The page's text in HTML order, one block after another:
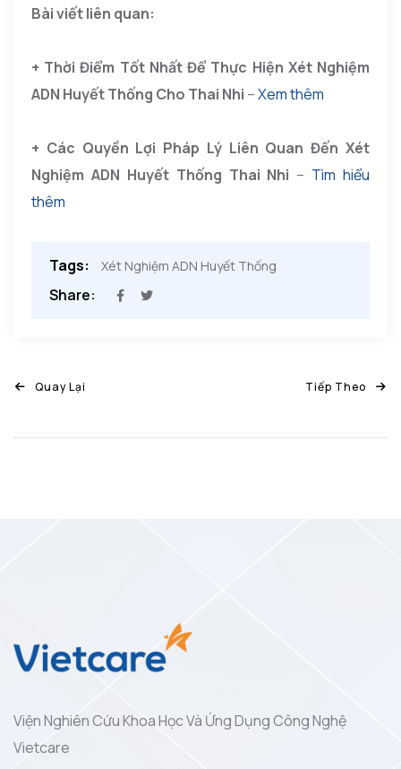
Bài viết liên quan:
+ Thời Điểm Tốt Nhất Để Thực Hiện Xét Nghiệm
ADN Huyết Thống Cho Thai Nhi –Xem thêm
+ Các Quyền Lợi Pháp Lý Liên Quan Đến Xét
Nghiệm ADN Huyết Thống Thai Nhi – Tìm hiểu
thêm
Tags: Xét Nghiệm ADN Huyết Thống
Share:
Quay Lại Tiếp Theo
Viện Nghiên Cứu Khoa Học Và Ứng Dụng Công Nghệ
Vietcare